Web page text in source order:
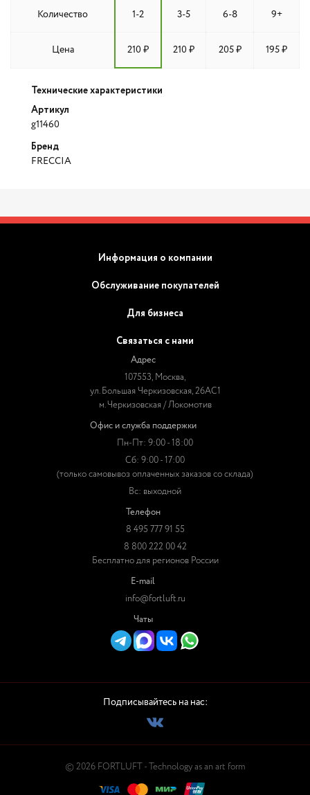
Количество 1-2 3-5 6-8 9+
Цена 210 ₽ 210 ₽ 205 ₽ 195 ₽
Технические характеристики
Артикул
g11460
Бренд
FRECCIA
Информация о компании
Обслуживание покупателей
Для бизнеса
Связаться с нами
Адрес
107553, Москва,
ул. Большая Черкизовская, 26АС1
м. Черкизовская / Локомотив
Офис и служба поддержки
Пн-Пт: 9:00 - 18:00
Сб: 9:00 - 17:00
(только самовывоз оплаченных заказов со склада)
Вс: выходной
Телефон
8 495 777 91 55
8 800 222 00 42
Бесплатно для регионов России
E-mail
info@fortluft.ru
Чаты
Подписывайтесь на нас:
© 2026 FORTLUFT - Technology as an art form